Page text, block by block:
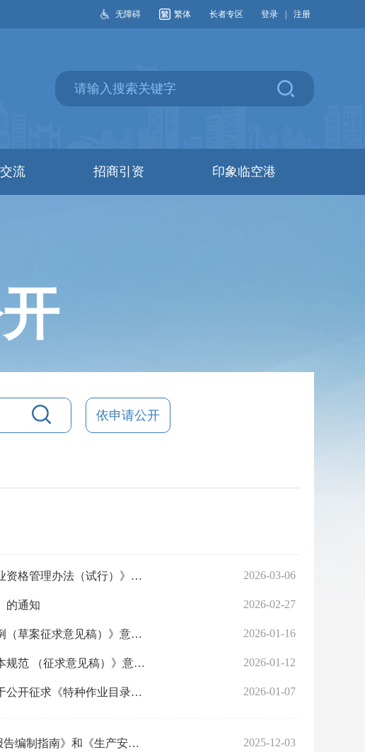
无障碍 繁体 长者专区 登录 注册
流 招商引资 印象临空港
依申请公开
应急管理部 人力资源社会保障部关于印发《应急救援员职业资格管理办法（试行）》的通知 2026-03-06
的通知 2026-02-27
应急管理部关于公开征求《生产安全事故隐患排查 治理条例（草案征求意见稿）》意见的通知 2026-01-16
关于公开征求推荐性国家标准 《生产安全事故应急演练基本规范 （征求意见稿）》意见的通知 2026-01-12
关于公开征求《特种作业目录（征求 意见稿）》意见的关于公开征求《特种作业目录（征求 意见稿）》意见的通知 2026-01-07
应急管理部办公厅关于印发《生产安全事故技术原因调查报告编制指南》和《生产安全事故管理原因调查报告编制指南》的通知 2025-12-03